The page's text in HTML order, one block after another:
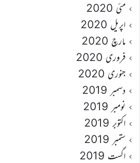
مئی 2020
اپریل 2020
مارچ 2020
فروری 2020
جنوری 2020
دسمبر 2019
نومبر 2019
اکتوبر 2019
ستمبر 2019
اگست 2019